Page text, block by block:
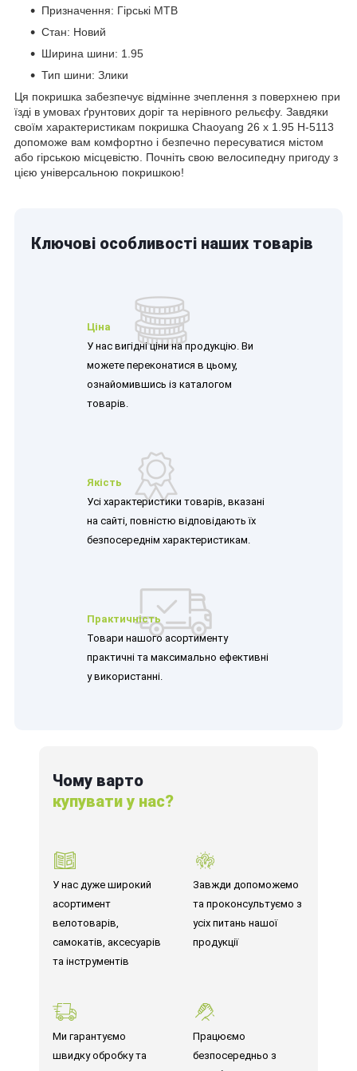
Призначення: Гірські MTB
Стан: Новий
Ширина шини: 1.95
Тип шини: Злики
Ця покришка забезпечує відмінне зчеплення з поверхнею при
їзді в умовах ґрунтових доріг та нерівного рельєфу. Завдяки
своїм характеристикам покришка Chaoyang 26 x 1.95 H-5113
допоможе вам комфортно і безпечно пересуватися містом
або гірською місцевістю. Почніть свою велосипедну пригоду з
цією універсальною покришкою!
Ключові особливості наших товарів
Ціна
У нас вигідні ціни на продукцію. Ви
можете переконатися в цьому,
ознайомившись із каталогом
товарів.
Якість
Усі характеристики товарів, вказані
на сайті, повністю відповідають їх
безпосереднім характеристикам.
Практичність
Товари нашого асортименту
практичні та максимально ефективні
у використанні.
Чому варто
купувати у нас?
У нас дуже широкий
асортимент
велотоварів,
самокатів, аксесуарів
та інструментів
Завжди допоможемо
та проконсультуємо з
усіх питань нашої
продукції
Ми гарантуємо
швидку обробку та
Працюємо
безпосередньо з